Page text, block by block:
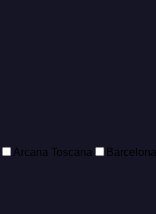
Arcana Toscana Barcelona